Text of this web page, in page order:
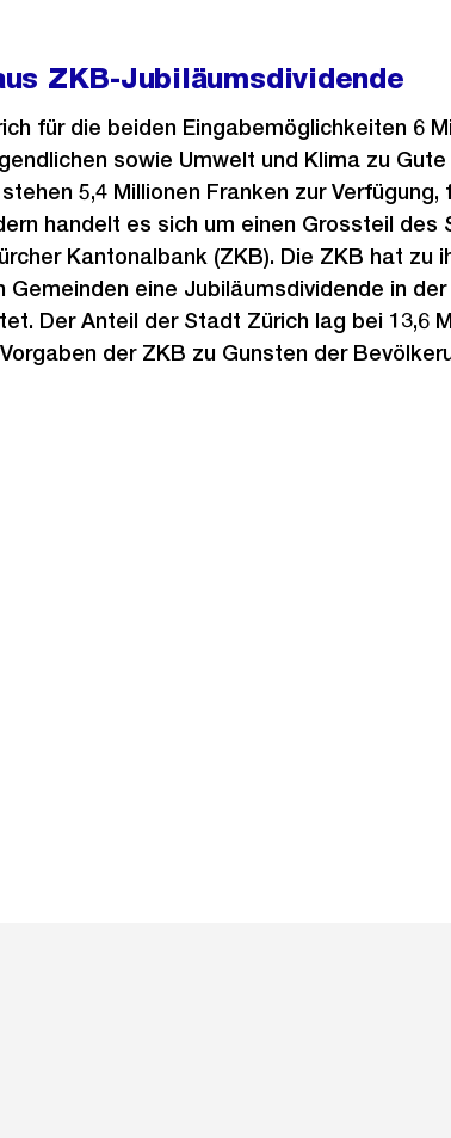
ZKB-Jubiläumsdividende
für die beiden Eingabemöglichkeiten 6
sowie Umwelt und Klima zu
5,4 Millionen Franken zur
handelt es sich um einen Grossteil des
Kantonalbank (ZKB). Die ZKB hat zu
eine Jubiläumsdividende in der
Der Anteil der Stadt Zürich lag bei 13,6
der ZKB zu Gunsten der